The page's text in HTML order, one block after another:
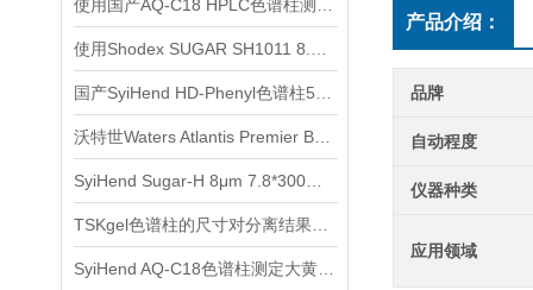
产品介绍：
品牌
自动程度
仪器种类
应用领域